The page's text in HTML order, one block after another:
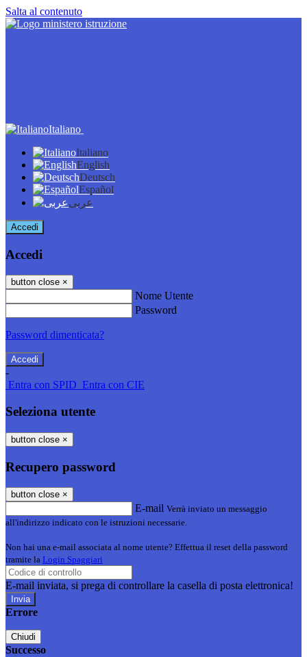
Salta al contenuto
Italiano
Italiano
English
Deutsch
Español
عربى
Accedi
Accedi
button close ×
Nome Utente
Password
Password dimenticata?
-
Entra con SPID Entra con CIE
Seleziona utente
button close ×
Recupero password
button close ×
E-mail Verrà inviato un messaggio
all'indirizzo indicato con le istruzioni necessarie.
Non hai una e-mail associata al nome utente? Effettua il reset della password
tramite la Login Spaggiari
E-mail inviata, si prega di controllare la casella di posta elettronica!
Errore
Chiudi
Successo